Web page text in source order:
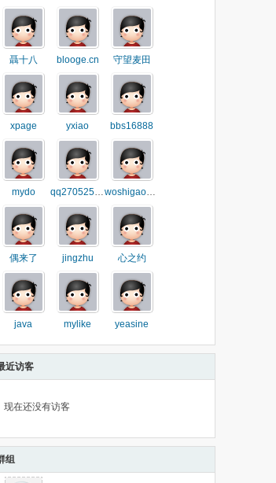
聶十八 blooge.cn 守望麦田
xpage yxiao bbs16888
mydo qq270525342 woshigaozhen
偶来了 jingzhu 心之约
java mylike yeasine
近访客
现在还没有访客
组